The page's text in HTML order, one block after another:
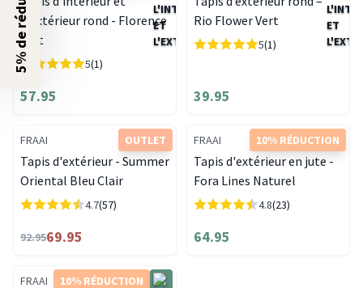
d'extérieur rond - Florence
Vert
5(1)
57.95
Rio Flower Vert
5(1)
39.95
OUTLET
FRAAI
Tapis d'extérieur - Summer
Oriental Bleu Clair
4.7(57)
92.9569.95
10% RÉDUCTION
FRAAI
Tapis d'extérieur en jute -
Fora Lines Naturel
4.8(23)
64.95
10% RÉDUCTION
FRAAI